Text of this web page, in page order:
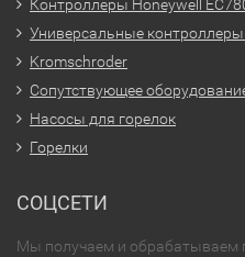
Контроллеры Honeywell
Универсальные контроллеры
Kromschroder
Сопутствующее
Насосы для горелок
Горелки
СОЦСЕТИ
Мы получаем и обрабатываем